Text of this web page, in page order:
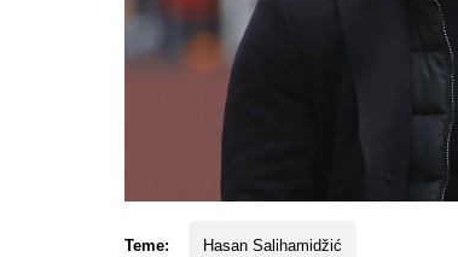
Teme: Hasan Salihamidžić